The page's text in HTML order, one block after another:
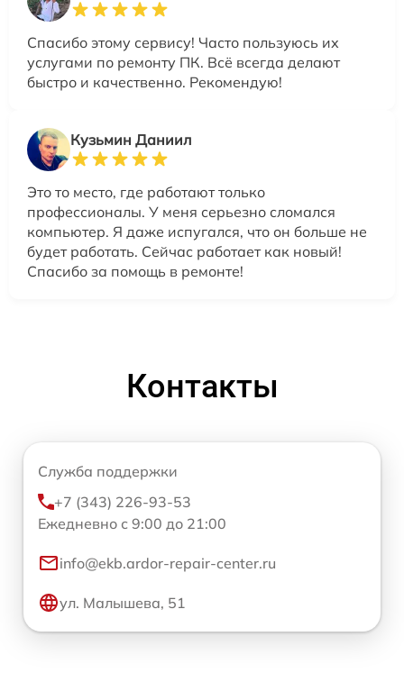
Спасибо этому сервису! Часто пользуюсь их
услугами по ремонту ПК. Всё всегда делают
быстро и качественно. Рекомендую!
Кузьмин Даниил
Это то место, где работают только
профессионалы. У меня серьезно сломался
компьютер. Я даже испугался, что он больше не
будет работать. Сейчас работает как новый!
Спасибо за помощь в ремонте!
Контакты
Служба поддержки
+7 (343) 226-93-53
Ежедневно с 9:00 до 21:00
info@ekb.ardor-repair-center.ru
ул. Малышева, 51